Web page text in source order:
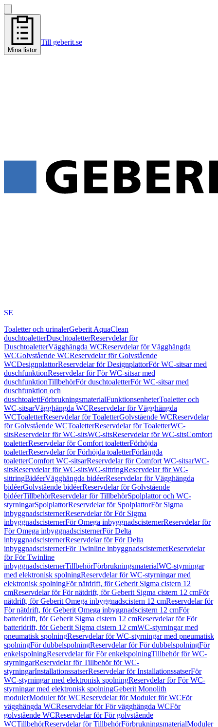
Mina listor
Till geberit.se
SE
Toaletter och urinalerGeberit AquaClean
duschtoaletterDuschtoaletterReservdelar för
DuschtoaletterVägghängda WCReservdelar för Vägghängda
WCGolvstående WCReservdelar för Golvstående
WCDesignplattorReservdelar för DesignplattorFör WC-sitsar med
duschfunktionReservdelar för För WC-sitsar med
duschfunktionTillbehörFör duschtoaletterFör WC-sitsar med
duschfunktion och
duschtoalettFörbrukningsmaterialFunktionsenheterToaletter och
WC-sitsarVägghängda WCReservdelar för Vägghängda
WCToaletterReservdelar för ToaletterGolvstående WCReservdelar
för Golvstående WCToaletterReservdelar för ToaletterWC-
sitsReservdelar för WC-sitsWC-sitsReservdelar för WC-sitsComfort
toaletterReservdelar för Comfort toaletterFörhöjda
toaletterReservdelar för Förhöjda toaletterFörlängda
toaletterComfort WC-sitsarReservdelar för Comfort WC-sitsarWC-
sitsReservdelar för WC-sitsWC-sittringReservdelar för WC-
sittringBidéerVägghängda bidéerReservdelar för Vägghängda
bidéerGolvstående bidéerReservdelar för Golvstående
bidéerTillbehörReservdelar för TillbehörSpolplattor och WC-
styrningarSpolplattorReservdelar för SpolplattorFör Sigma
inbyggnadscisternerReservdelar för För Sigma
inbyggnadscisternerFör Omega inbyggnadscisternerReservdelar för
För Omega inbyggnadscisternerFör Delta
inbyggnadscisternerReservdelar för För Delta
inbyggnadscisternerFör Twinline inbyggnadscisternerReservdelar
för För Twinline
inbyggnadscisternerTillbehörFörbrukningsmaterialWC-styrningar
med elektronisk spolningReservdelar för WC-styrningar med
elektronisk spolningFör nätdrift, för Geberit Sigma cistern 12
cmReservdelar för För nätdrift, för Geberit Sigma cistern 12 cmFör
nätdrift, för Geberit Omega inbyggnadscistern 12 cmReservdelar för
För nätdrift, för Geberit Omega inbyggnadscistern 12 cmFör
batteridrift, för Geberit Sigma cistern 12 cmReservdelar för För
batteridrift, för Geberit Sigma cistern 12 cmWC-styrningar med
pneumatisk spolningReservdelar för WC-styrningar med pneumatisk
spolningFör dubbelspolningReservdelar för För dubbelspolningFör
enkelspolningReservdelar för För enkelspolningTillbehör för WC-
styrningarReservdelar för Tillbehör för WC-
styrningarInstallationssatserReservdelar för InstallationssatserFör
WC-styrningar med elektronisk spolningReservdelar för För WC-
styrningar med elektronisk spolningGeberit Monolith
modulerModuler för WCReservdelar för Moduler för WCFör
vägghängda WCReservdelar för För vägghängda WCFör
golvstående WCReservdelar för För golvstående
WCTillbehörReservdelar för TillbehörFörbrukningsmaterialModuler